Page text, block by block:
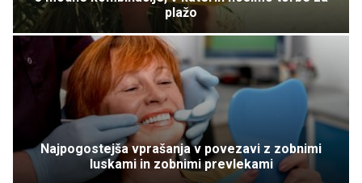
plažo
Najpogostejša vprašanja v povezavi z zobnimi
luskami in zobnimi prevlekami